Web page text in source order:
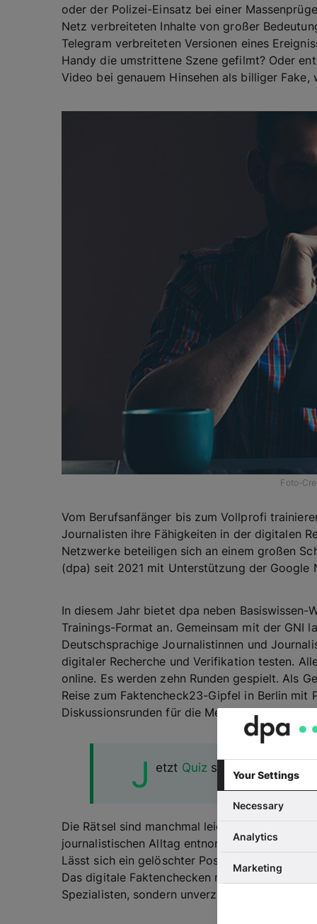
oder der Polizei-Einsatz bei einer
Netz verbreiteten Inhalte von großer
Telegram verbreiteten Versionen eines
Handy die umstrittene Szene gefilmt? Oder
Video bei genauem Hinsehen als billiger
Foto-
Vom Berufsanfänger bis zum Vollprofi
Journalisten ihre Fähigkeiten in der digitalen
Netzwerke beteiligen sich an einem großen
(dpa) seit 2021 mit Unterstützung der Google
In diesem Jahr bietet dpa neben Basiswissen-
Trainings-Format an. Gemeinsam mit der GNI
Deutschsprachige Journalistinnen und
digitaler Recherche und Verifikation testen.
online. Es werden zehn Runden gespielt. Als
Reise zum Faktencheck23-Gipfel in Berlin mit
Diskussionsrunden für die Medienbranche.
J etzt Quizstarten!
Die Rätsel sind manchmal leichter, manchmal
journalistischen Alltag entnommen. Ist der
Lässt sich ein gelöschter Post in den Internet-
Das digitale Faktenchecken mit Tools und
Spezialisten, sondern unverzichtbar für
Your Settings
Necessary
Analytics
Marketing